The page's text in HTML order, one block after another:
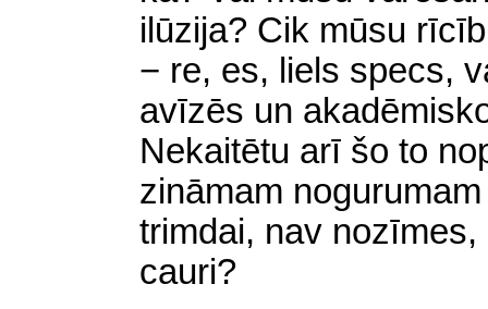
ilūzija? Cik mūsu
− re, es, liels specs,
avīzēs un
Nekaitētu arī šo to
zināmam
trimdai, nav
cauri?